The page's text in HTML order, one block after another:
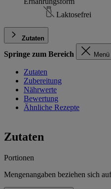
Laktosefrei
Zutaten
Springe zum Bereich
Zutaten
Zubereitung
Nährwerte
Bewertung
Ähnliche Rezepte
Zutaten
Portionen
Mengenangaben beziehen sich